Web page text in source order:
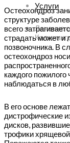
Услуги
Лечение
Остеохондроз
структуре
всего
страдать может и
позвоночника. В
остеохондроз
каждого пожилого
наблюдаться в
В его основе
дистрофические
дисков,
трофики хрящевой